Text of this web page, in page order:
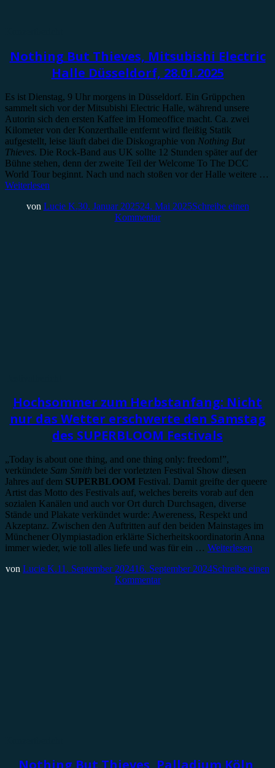
Nothing But Thieves, Mitsubishi Electric
Halle Düsseldorf, 28.01.2025
Es ist Dienstag, 9 Uhr morgens in Düsseldorf. Ein Grüppchen
sammelt sich vor der Mitsubishi Electric Halle, während unsere
Autorin sich den ersten Kaffee im Homeoffice macht. Ca. zwei
Kilometer von der Konzerthalle entfernt wird fleißig Statik
aufgestellt, leise läuft dabei die Diskographie von Nothing But
Thieves. Die Rock-Band aus UK sollte 12 Stunden später auf der
Bühne stehen, denn der zweite Teil der Welcome To The DCC
World Tour beginnt. Nach und nach stoßen vor der Halle weitere …
Weiterlesen
von Lucie K.30. Januar 202524. Mai 2025Schreibe einen
Kommentar
Hochsommer zum Herbstanfang: Nicht
nur das Wetter erschwerte den Samstag
des SUPERBLOOM Festivals
„Today is about one thing, and one thing only: freedom!”,
verkündete Sam Smith bei der vorletzten Festival Show diesen
Jahres auf dem SUPERBLOOM Festival. Damit greifte der queere
Artist das Motto des Festivals auf, welches bereits vorab auf den
sozialen Kanälen und auch vor Ort durch Durchsagen, diverse
Stände und Plakate verkündet wurde: Awereness, Respekt und
Akzeptanz. Zwischen den Auftritten auf den beiden Mainstages im
Münchener Olympiastadion erklärte Sicherheitskoordinatorin Anna
immer wieder, wie toll alles liefe und was für ein … Weiterlesen
von Lucie K.11. September 202416. September 2024Schreibe einen
Kommentar